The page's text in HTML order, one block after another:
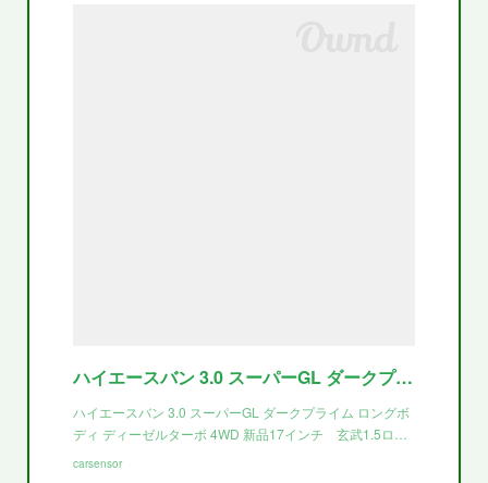
ハイエースバン 3.0 スーパーGL ダークプライム ロングボディ ディーゼルターボ 4WD 新品17インチ 玄武1.5ローダウン(北海道)の中古車詳細 | 中古車なら【カーセンサーnet】
ハイエースバン 3.0 スーパーGL ダークプライム ロングボ
ディ ディーゼルターボ 4WD 新品17インチ 玄武1.5ロ…
carsensor